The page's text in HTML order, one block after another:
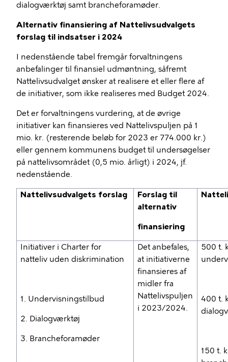
dialogværktøj samt brancheforamøder.
Alternativ finansiering af Nattelivsudvalgets
forslag til indsatser i 2024
I nedenstående tabel fremgår forvaltningens
anbefalinger til finansiel udmøntning, såfremt
Nattelivsudvalget ønsker at realisere et eller flere af
de initiativer, som ikke realiseres med Budget 2024.
Det er forvaltningens vurdering, at de øvrige
initiativer kan finansieres ved Nattelivspuljen på 1
mio. kr. (resterende beløb for 2023 er 774.000 kr.)
eller gennem kommunens budget til undersøgelser
på nattelivsområdet (0,5 mio. årligt) i 2024, jf.
nedenstående.
Nattelivsudvalgets forslag
Forslag til
alternativ
finansiering
Initiativer i Charter for
natteliv uden diskrimination
1. Undervisningstilbud
2. Dialogværktøj
3. Brancheforamøder
Det anbefales,
at initiativerne
finansieres af
midler fra
Nattelivspuljen
i 2023/2024.
500 t.
400 t.
150 t.